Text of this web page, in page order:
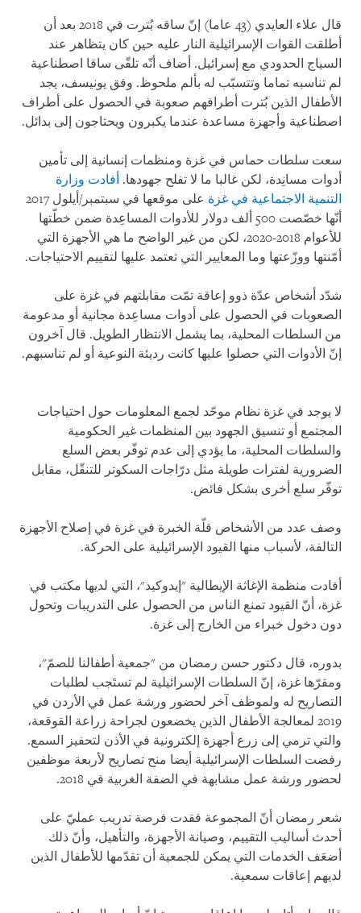
قال علاء العايدي (43 عاما) إنّ ساقه بُترت في 2018 بعد أن
أطلقت القوات الإسرائيلية النار عليه حين كان يتظاهر عند
السياج الحدودي مع إسرائيل. أضاف أنّه تلقّى ساقا اصطناعية
لم تناسبه تماما وتتسبّب له بألم ملحوظ. وفق يونيسف، يجد
الأطفال الذين بُترت أطرافهم صعوبة في الحصول على أطراف
اصطناعية وأجهزة مساعدة عندما يكبرون ويحتاجون إلى بدائل.
سعت سلطات حماس في غزة ومنظمات إنسانية إلى تأمين
أدوات مسانِدة، لكن غالبا ما لا تفلح جهودها. أفادت وزارة
التنمية الاجتماعية في غزة
على موقعها في سبتمبر/أيلول 2017
أنّها خصّصت 500 ألف دولار للأدوات المساعِدة ضمن خطّتها
للأعوام 2018-2020، لكن من غير الواضح ما هي الأجهزة التي
أمّنتها ووزّعتها وما المعايير التي تعتمد عليها لتقييم الاحتياجات.
شدّد أشخاص عدّة ذوو إعاقة تمّت مقابلتهم في غزة على
الصعوبات في الحصول على أدوات مساعِدة مجانية أو مدعومة
من السلطات المحلية، بما يشمل الانتظار الطويل. قال آخرون
إنّ الأدوات التي حصلوا عليها كانت رديئة النوعية أو لم تناسبهم.
لا يوجد في غزة نظام موحّد لجمع المعلومات حول احتياجات
المجتمع أو تنسيق الجهود بين المنظمات غير الحكومية
والسلطات المحلية، ما يؤدي إلى عدم توفّر بعض السلع
الضرورية لفترات طويلة مثل درّاجات السكوتر للتنقّل، مقابل
توفّر سلع أخرى بشكل فائض.
وصف عدد من الأشخاص قلّة الخبرة في غزة في إصلاح الأجهزة
التالفة، لأسباب منها القيود الإسرائيلية على الحركة.
أفادت منظمة الإغاثة الإيطالية "إيدوكيد"، التي لديها مكتب في
غزة، أنّ القيود تمنع الناس من الحصول على التدريبات وتحول
دون دخول خبراء من الخارج إلى غزة.
بدوره، قال دكتور حسن رمضان من "جمعية أطفالنا للصمّ"،
ومقرّها غزة، إنّ السلطات الإسرائيلية لم تستَجب لطلبات
التصاريح له ولموظف آخر لحضور ورشة عمل في الأردن في
2019 لمعالجة الأطفال الذين يخضعون لجراحة زراعة القوقعة،
والتي ترمي إلى زرع أجهزة إلكترونية في الأذن لتحفيز السمع.
رفضت السلطات الإسرائيلية أيضا منح تصاريح لأربعة موظفين
لحضور ورشة عمل مشابهة في الضفة الغربية في 2018.
شعر رمضان أنّ المجموعة فقدت فرصة تدريب عمليّ على
أحدث أساليب التقييم، وصيانة الأجهزة، والتأهيل، وأنّ ذلك
أضعَف الخدمات التي يمكن للجمعية أن تقدّمها للأطفال الذين
لديهم إعاقات سمعية.